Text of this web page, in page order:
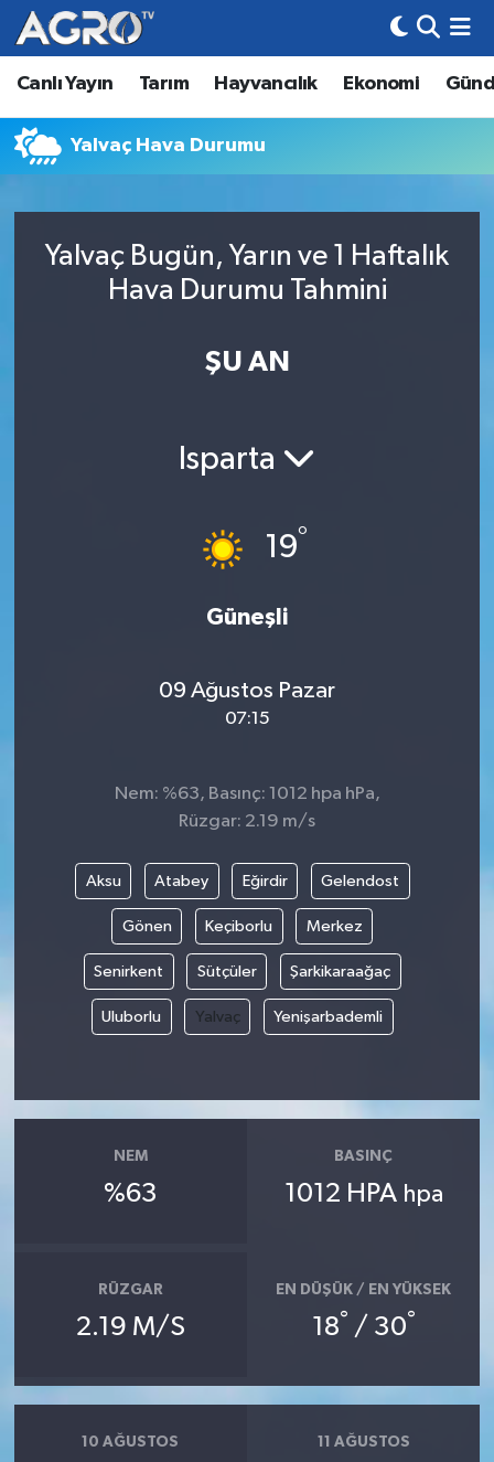
Canlı Yayın Tarım Hayvancılık Ekonomi
Yalvaç Hava Durumu
Yalvaç Bugün, Yarın ve 1 Haftalık
Hava Durumu Tahmini
ŞU AN
Isparta
19°
Güneşli
09 Ağustos Pazar
07:15
Nem: %63, Basınç: 1012 hpa hPa,
Rüzgar: 2.19 m/s
Aksu Atabey Eğirdir Gelendost
Gönen Keçiborlu Merkez
Senirkent Sütçüler Şarkikaraağaç
Uluborlu Yalvaç Yenişarbademli
NEM
%63
BASINÇ
1012 HPA hpa
RÜZGAR
2.19 M/S
EN DÜŞÜK / EN YÜKSEK
18° / 30°
10 AĞUSTOS 11 AĞUSTOS
Hava Durumu
Trafik Durumu
Tüm Manşetler